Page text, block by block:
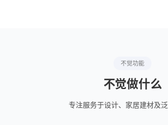
不觉功能
不觉做什么
专注服务于设计、家居建材及